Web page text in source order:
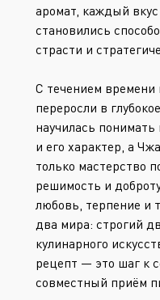
аромат, каждый
становились
страсти и
С течением времени
переросли в
научилась
и его характер, а
только мастерство
решимость и
любовь, терпение и
два мира: строгий
кулинарного
рецепт — это шаг к
совместный приём